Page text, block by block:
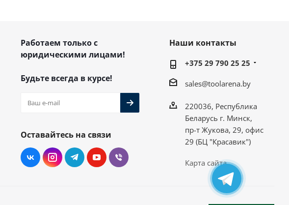
Работаем только с
юридическими лицами!
Будьте всегда в курсе!
Оставайтесь на связи
Наши контакты
+375 29 790 25 25
sales@toolarena.by
220036, Республика
Беларусь г. Минск,
пр-т Жукова, 29, офис
29 (БЦ "Красавик")
Карта сайта